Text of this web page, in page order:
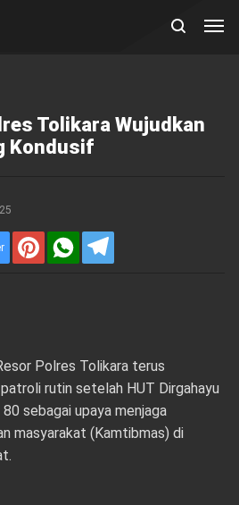
Tolikara Wujudkan
Kondusif
Polres Tolikara terus
rutin setelah HUT Dirgahayu
sebagai upaya menjaga
masyarakat (Kamtibmas) di